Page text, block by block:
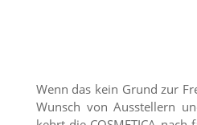
Wenn das kein Grund zur
Wunsch von Ausstellern